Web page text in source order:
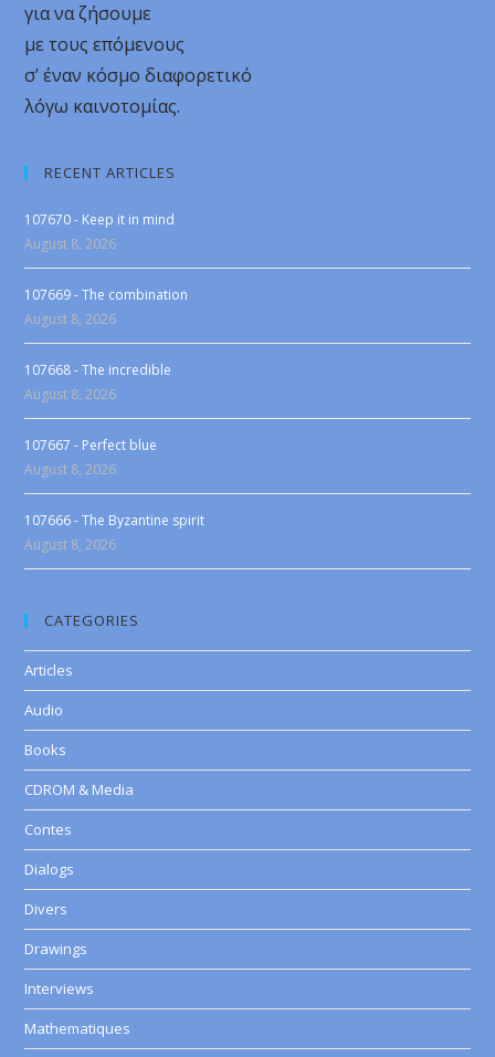
για να ζήσουμε
με τους επόμενους
σ’ έναν κόσμο διαφορετικό
λόγω καινοτομίας.
RECENT ARTICLES
107670 - Keep it in mind
August 8, 2026
107669 - The combination
August 8, 2026
107668 - The incredible
August 8, 2026
107667 - Perfect blue
August 8, 2026
107666 - The Byzantine spirit
August 8, 2026
CATEGORIES
Articles
Audio
Books
CDROM & Media
Contes
Dialogs
Divers
Drawings
Interviews
Mathematiques